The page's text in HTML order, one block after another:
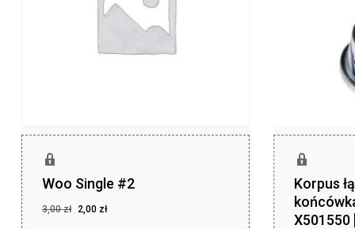
Woo Single #2
3,00zł
Pierwotna
2,00 złAktualna
Korpus
X501550